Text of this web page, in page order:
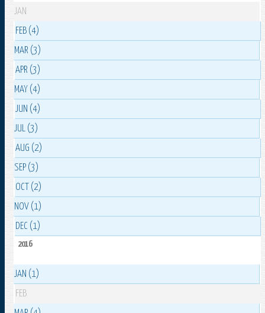
JAN
FEB (4)
MAR (3)
APR (3)
MAY (4)
JUN (4)
JUL (3)
AUG (2)
SEP (3)
OCT (2)
NOV (1)
DEC (1)
2016
JAN (1)
FEB